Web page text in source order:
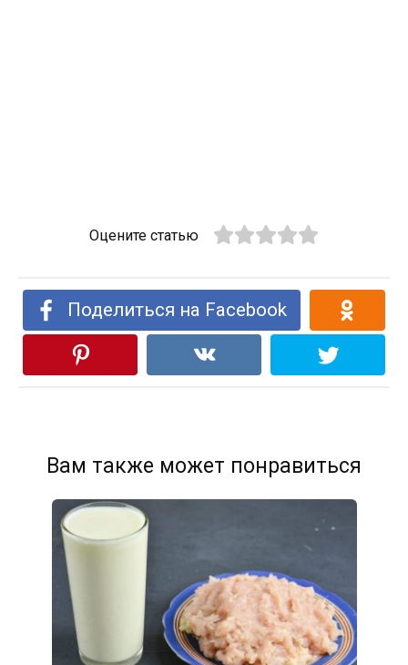
Оцените статью
Поделиться на Facebook
Вам также может понравиться